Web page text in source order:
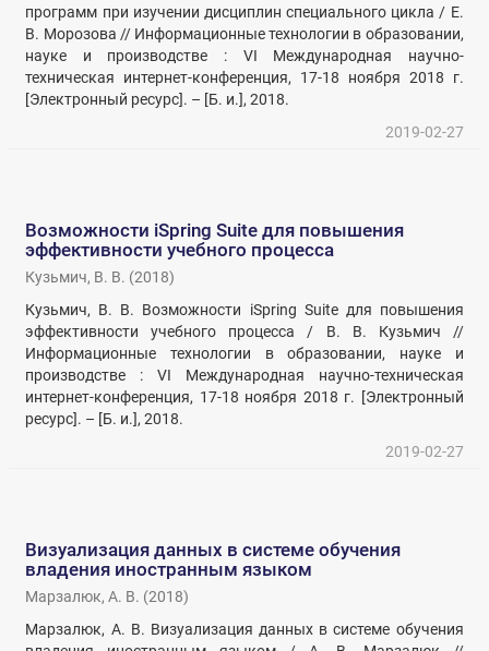
программ при изучении дисциплин специального цикла / Е.
В. Морозова // Информационные технологии в образовании,
науке и производстве : VI Международная научно-
техническая интернет-конференция, 17-18 ноября 2018 г.
[Электронный ресурс]. – [Б. и.], 2018.
2019-02-27
Возможности iSpring Suite для повышения
эффективности учебного процесса
Кузьмич, В. В. (2018)
Кузьмич, В. В. Возможности iSpring Suite для повышения
эффективности учебного процесса / В. В. Кузьмич //
Информационные технологии в образовании, науке и
производстве : VI Международная научно-техническая
интернет-конференция, 17-18 ноября 2018 г. [Электронный
ресурс]. – [Б. и.], 2018.
2019-02-27
Визуализация данных в системе обучения
владения иностранным языком
Марзалюк, А. В. (2018)
Марзалюк, А. В. Визуализация данных в системе обучения